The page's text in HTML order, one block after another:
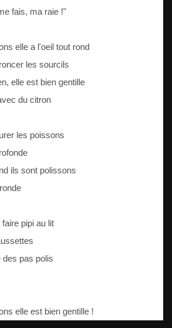
fais, ma raie !"
elle a l'oeil tout rond
les sourcils
elle est bien gentille
du citron
les poissons
ils sont polissons
pipi au lit
pas polis
elle est bien gentille !